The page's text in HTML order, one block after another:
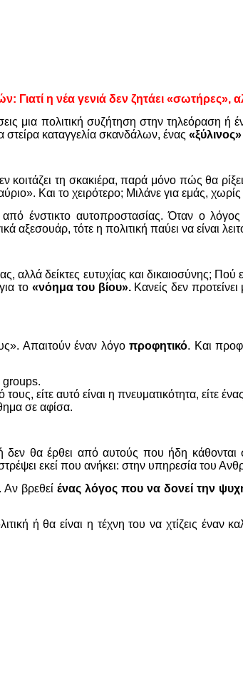
Γιατί η νέα γενιά δεν ζητάει «σωτήρες»,
μια πολιτική συζήτηση στην τηλεόραση
στείρα καταγγελία σκανδάλων, ένας
κοιτάζει τη σκακιέρα, παρά μόνο πώς θα
Και το χειρότερο; Μιλάνε για εμάς, χωρίς
ένστικτο αυτοπροστασίας. Όταν ο λόγος
τότε η πολιτική παύει να είναι
αλλά δείκτες ευτυχίας και δικαιοσύνης;
το «νόημα του βίου».Κανείς δεν
Απαιτούν έναν λόγοπροφητικό. Και
groups.
είτε αυτό είναι η πνευματικότητα, είτε
σε αφίσα.
θα έρθει από αυτούς που ήδη κάθονται
εκεί που ανήκει: στην υπηρεσία του
Αν βρεθείένας λόγος που να δονεί την
ή θα είναι η τέχνη του να χτίζεις έναν